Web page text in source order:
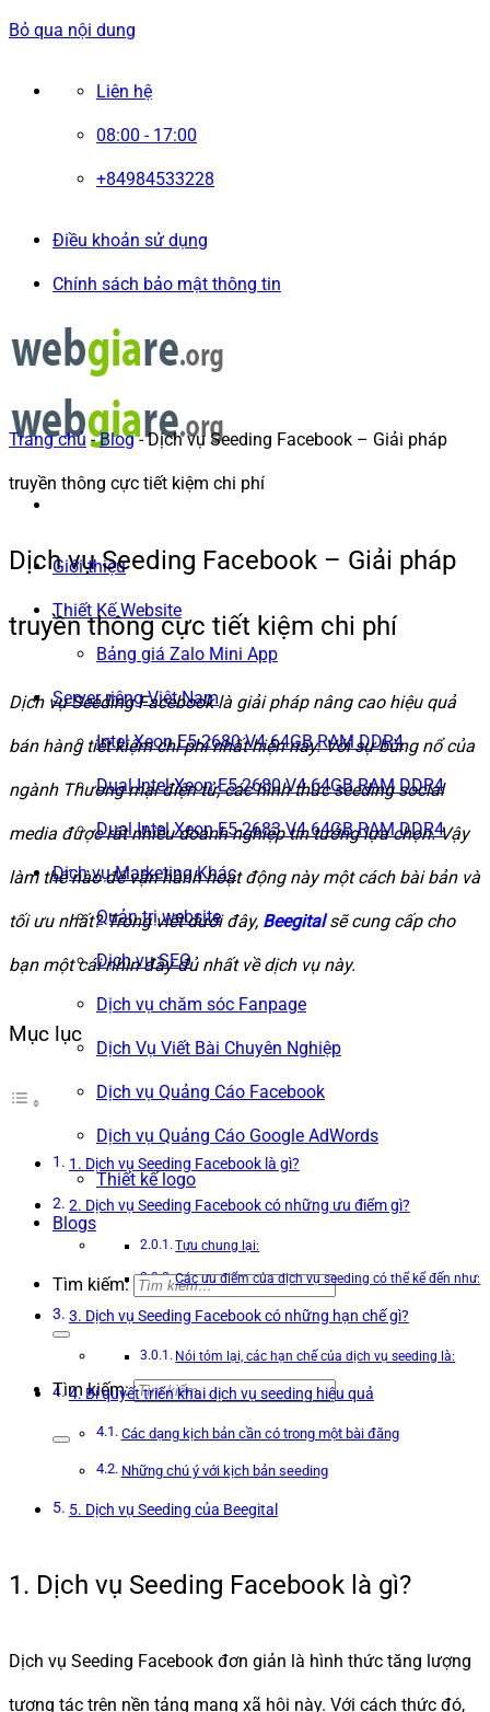
Bỏ qua nội dung
Liên hệ
08:00 - 17:00
+84984533228
Điều khoản sử dụng
Chính sách bảo mật thông tin
Giới thiệu
Thiết Kế Website
Bảng giá Zalo Mini App
Server riêng Việt Nam
Intel Xeon E5-2680 V4 64GB RAM DDR4
Dual Intel Xeon E5-2680 V4 64GB RAM DDR4
Dual Intel Xeon E5-2683 V4 64GB RAM DDR4
Dịch vụ Marketing Khác
Quản trị website
Dịch vụ SEO
Dịch vụ chăm sóc Fanpage
Dịch Vụ Viết Bài Chuyên Nghiệp
Dịch vụ Quảng Cáo Facebook
Dịch vụ Quảng Cáo Google AdWords
Thiết kế logo
Blogs
Tìm kiếm:
Tìm kiếm:
Trang chủ -Blog-Dịch vụ Seeding Facebook – Giải pháp
truyền thông cực tiết kiệm chi phí
Dịch vụ Seeding Facebook – Giải pháp
truyền thông cực tiết kiệm chi phí
Dịch vụ Seeding Facebook là giải pháp nâng cao hiệu quả
bán hàng tiết kiệm chi phí nhất hiện nay. Với sự bùng nổ của
ngành Thương mại điện tử, các hình thức seeding social
media được rất nhiều doanh nghiệp tin tưởng lựa chọn. Vậy
làm thế nào để vận hành hoạt động này một cách bài bản và
tối ưu nhất? Trong viết dưới đây, Beegitalsẽ cung cấp cho
bạn một cái nhìn đầy đủ nhất về dịch vụ này.
Mục lục
1. Dịch vụ Seeding Facebook là gì?
2. Dịch vụ Seeding Facebook có những ưu điểm gì?
Tựu chung lại:
Các ưu điểm của dịch vụ seeding có thể kể đến như:
3. Dịch vụ Seeding Facebook có những hạn chế gì?
Nói tóm lại, các hạn chế của dịch vụ seeding là:
4. Bí quyết triển khai dịch vụ seeding hiệu quả
Các dạng kịch bản cần có trong một bài đăng
Những chú ý với kịch bản seeding
5. Dịch vụ Seeding của Beegital
1. Dịch vụ Seeding Facebook là gì?
Dịch vụ Seeding Facebook đơn giản là hình thức tăng lượng
tương tác trên nền tảng mạng xã hội này. Với cách thức đó,